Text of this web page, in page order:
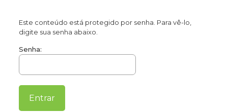
Este conteúdo está protegido por senha. Para vê-lo,
digite sua senha abaixo.
Senha: